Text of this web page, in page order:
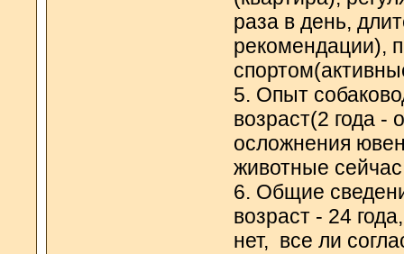
раза в день,
рекомендации),
5. Опыт
возраст(2 года -
осложнения
животные
6. Общие
возраст - 24
нет, все ли